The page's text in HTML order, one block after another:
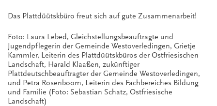
Das Plattdüütskbüro freut sich auf gute Zusammenarbeit!
Foto: Laura Lebed, Gleichstellungsbeauftragte und
Jugendpflegerin der Gemeinde Westoverledingen, Grietje
Kammler, Leiterin des Plattdüütskbüros der Ostfriesischen
Landschaft, Harald Klaaßen, zukünftiger
Plattdeutschbeauftragter der Gemeinde Westoverledingen,
und Petra Rosenboom, Leiterin des Fachbereiches Bildung
und Familie (Foto: Sebastian Schatz, Ostfriesische
Landschaft)